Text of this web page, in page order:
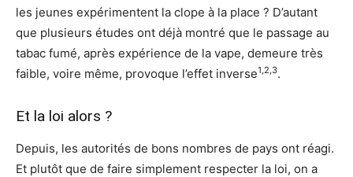
les jeunes expérimentent la clope à la place ? D’autant
que plusieurs études ont déjà montré que le passage au
tabac fumé, après expérience de la vape, demeure très
faible, voire même, provoque l’effet inverse1,2,3.
Et la loi alors ?
Depuis, les autorités de bons nombres de pays ont réagi.
Et plutôt que de faire simplement respecter la loi, on a